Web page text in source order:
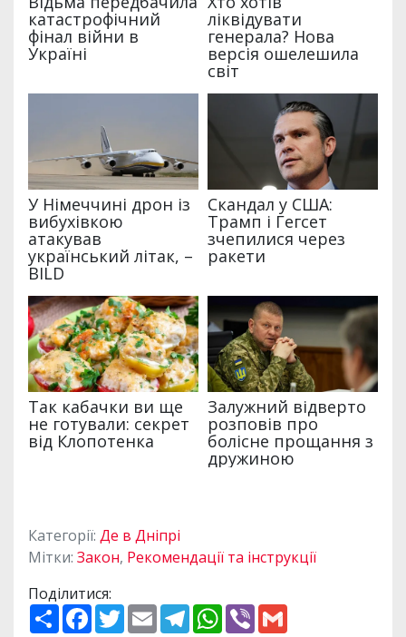
Категорії: Де в Дніпрі
Мітки: Закон, Рекомендації та інструкції
Поділитися:
П
о
F
a
T
w
E
m
T
e
W
h
V